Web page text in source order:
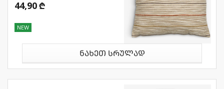
44,90 ₾
NEW
ნახეთ სრულად